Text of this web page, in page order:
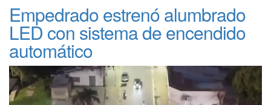
Empedrado estrenó alumbrado
LED con sistema de encendido
automático